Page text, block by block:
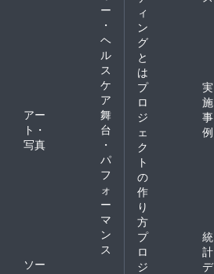
ー
・
ヘ
ル
ス
ケ
ア
アー
ト・
写真
舞
台
・
パ
フ
ォ
ー
マ
ン
ス
ソー
ィ
ン
グ
と
は
プ
ロ
ジ
ェ
ク
ト
の
作
り
方
実
施
事
例
プ
ロ
ジ
統
計
デ